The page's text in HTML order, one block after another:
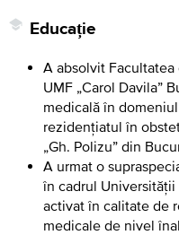
Educație
A absolvit
UMF „Carol Davila”
medicală în
rezidențiatul în
„Gh. Polizu” din
A urmat o
în cadrul Universității
activat în calitate de
medicale de nivel